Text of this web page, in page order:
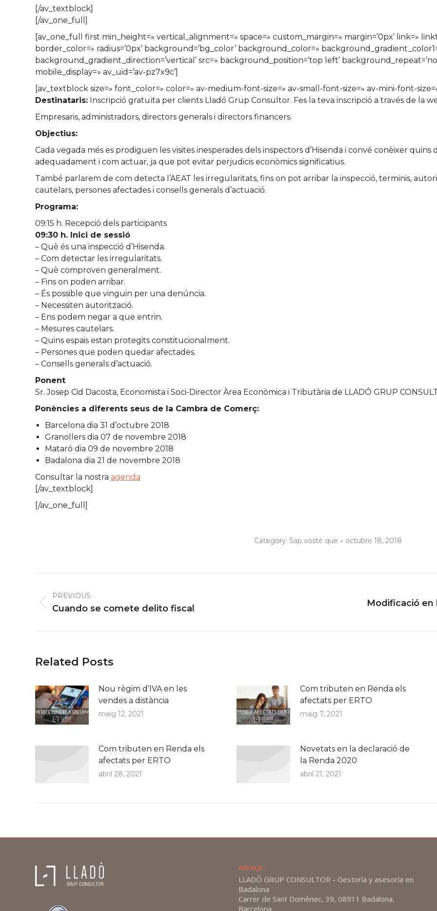
[/av_textblock]
[/av_one_full]
[av_one_full first min_height=» vertical_alignment=» space=» custom_margin=» margin=’0px’ link=»
border_color=» radius=’0px’ background=’bg_color’ background_color=»
background_gradient_direction=’vertical’ src=» background_position=’top left’
mobile_display=» av_uid=’av-pz7x9c’]
[av_textblock size=» font_color=» color=» av-medium-font-size=» av-small-font-size=» av-mini-font-
Destinataris: Inscripció gratuïta per clients Lladó Grup Consultor. Fes la teva inscripció a través de la
Empresaris, administradors, directors generals i directors financers.
Objectius:
Cada vegada més es prodiguen les visites inesperades dels inspectors d’Hisenda i convé conèixer
adequadament i com actuar, ja que pot evitar perjudicis econòmics significatius.
També parlarem de com detecta l’AEAT les irregularitats, fins on pot arribar la inspecció, terminis,
cautelars, persones afectades i consells generals d’actuació.
Programa:
09:15 h. Recepció dels participants
09:30 h. Inici de sessió
– Què és una inspecció d’Hisenda.
– Com detectar les irregularitats.
– Què comproven generalment.
– Fins on poden arribar.
– És possible que vinguin per una denúncia.
– Necessiten autorització.
– Ens podem negar a que entrin.
– Mesures cautelars.
– Quins espais estan protegits constitucionalment.
– Persones que poden quedar afectades.
– Consells generals d’actuació.
Ponent
Sr. Josep Cid Dacosta, Economista i Soci-Director Àrea Econòmica i Tributària de LLADÓ GRUP
Ponències a diferents seus de la Cambra de Comerç:
Barcelona dia 31 d’octubre 2018
Granollers dia 07 de novembre 2018
Mataró dia 09 de novembre 2018
Badalona dia 21 de novembre 2018
Consultar la nostra agenda
[/av_textblock]
[/av_one_full]
Category: Sap vostè que octubre 18, 2018
navigation
PREVIOUS
Previous
Cuando se comete delito fiscal Modificació en
Related Posts
Nou règim d’IVA en les
vendes a distància
maig 12, 2021
Com tributen en Renda els
afectats per ERTO
maig 7, 2021
Com tributen en Renda els
afectats per ERTO
abril 28, 2021
Novetats en la declaració de
la Renda 2020
abril 21, 2021
Adreça:
LLADÓ GRUP CONSULTOR - Gestoría y asesoría en
Badalona
Carrer de Sant Domènec, 39, 08911 Badalona,
Barcelona